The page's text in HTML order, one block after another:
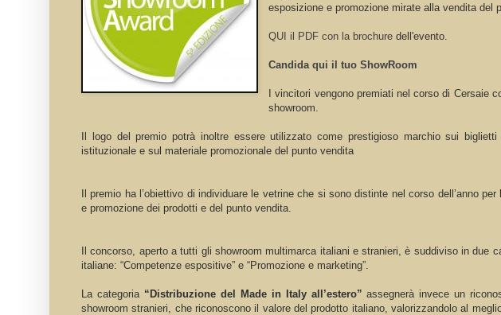
esposizione e promozione mirate alla vendita del
QUI il PDF con la brochure dell'evento.
Candida qui il tuo ShowRoom
I vincitori vengono premiati nel corso di Cersaie
showroom.
Il logo del premio potrà inoltre essere utilizzato come prestigioso marchio sui
istituzionale e sul materiale promozionale del punto vendita
Il premio ha l’obiettivo di individuare le vetrine che si sono distinte nel corso dell’anno
e promozione dei prodotti e del punto vendita.
Il concorso, aperto a tutti gli showroom multimarca italiani e stranieri, è suddiviso in due
italiane: “Competenze espositive” e “Promozione e marketing”.
La categoria “Distribuzione del Made in Italy all’estero” assegnerà invece un
showroom stranieri, che riconoscono il valore del prodotto italiano, valorizzandolo al